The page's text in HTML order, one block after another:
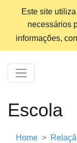
Este site
necessários
informações,
Escola
Home